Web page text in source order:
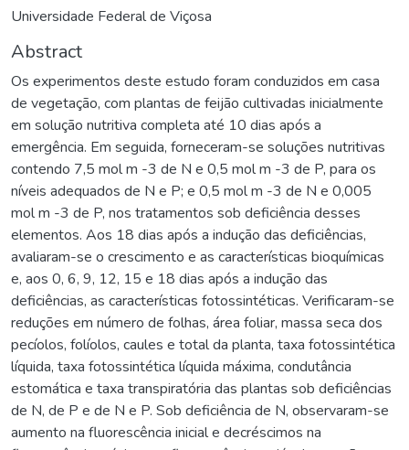
Universidade Federal de Viçosa
Abstract
Os experimentos deste estudo foram conduzidos em casa
de vegetação, com plantas de feijão cultivadas inicialmente
em solução nutritiva completa até 10 dias após a
emergência. Em seguida, forneceram-se soluções nutritivas
contendo 7,5 mol m -3 de N e 0,5 mol m -3 de P, para os
níveis adequados de N e P; e 0,5 mol m -3 de N e 0,005
mol m -3 de P, nos tratamentos sob deficiência desses
elementos. Aos 18 dias após a indução das deficiências,
avaliaram-se o crescimento e as características bioquímicas
e, aos 0, 6, 9, 12, 15 e 18 dias após a indução das
deficiências, as características fotossintéticas. Verificaram-se
reduções em número de folhas, área foliar, massa seca dos
pecíolos, folíolos, caules e total da planta, taxa fotossintética
líquida, taxa fotossintética líquida máxima, condutância
estomática e taxa transpiratória das plantas sob deficiências
de N, de P e de N e P. Sob deficiência de N, observaram-se
aumento na fluorescência inicial e decréscimos na